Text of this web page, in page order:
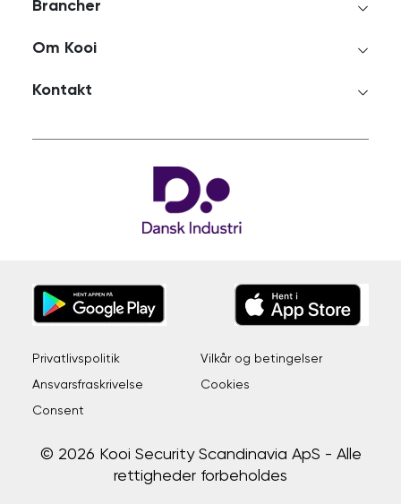
Brancher
Om Kooi
Kontakt
Privatlivspolitik Vilkår og betingelser
Ansvarsfraskrivelse Cookies
Consent
© 2026 Kooi Security Scandinavia ApS - Alle
rettigheder forbeholdes